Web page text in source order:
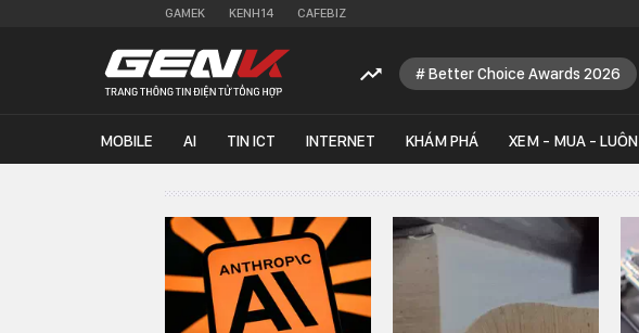
GAMEK KENH14 CAFEBIZ
Better Choice Awards 2026
MOBILE AI TIN ICT INTERNET KHÁM PHÁ XEM - MUA - LUÔN